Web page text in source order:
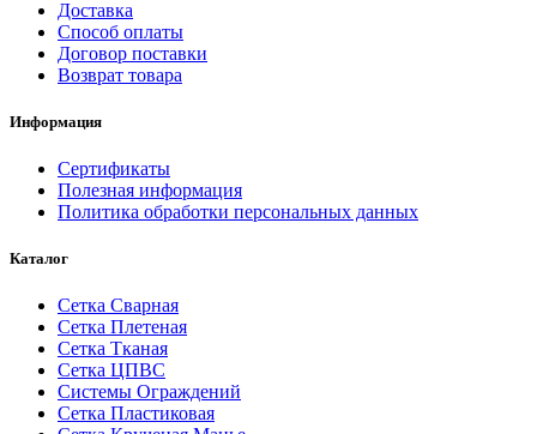
Доставка
Способ оплаты
Договор поставки
Возврат товара
Информация
Сертификаты
Полезная информация
Политика обработки персональных данных
Каталог
Сетка Сварная
Сетка Плетеная
Сетка Тканая
Сетка ЦПВС
Системы Ограждений
Сетка Пластиковая